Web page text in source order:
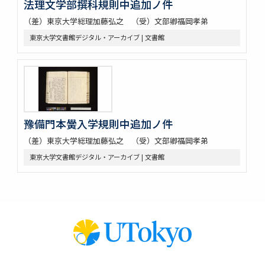
法理文学部撰科規則中追加ノ件
（差）東京大学総理加藤弘之 （受）文部卿福岡孝弟
東京大学文書館デジタル・アーカイブ | 文書館
豫備門本黌入学規則中追加ノ件
（差）東京大学総理加藤弘之 （受）文部卿福岡孝弟
東京大学文書館デジタル・アーカイブ | 文書館